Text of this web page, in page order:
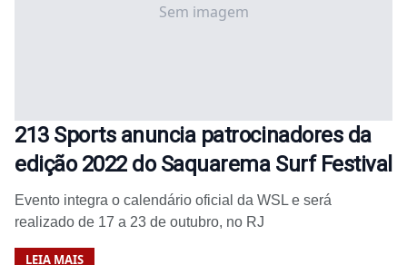
Sem imagem
213 Sports anuncia patrocinadores da
edição 2022 do Saquarema Surf Festival
Evento integra o calendário oficial da WSL e será
realizado de 17 a 23 de outubro, no RJ
LEIA MAIS